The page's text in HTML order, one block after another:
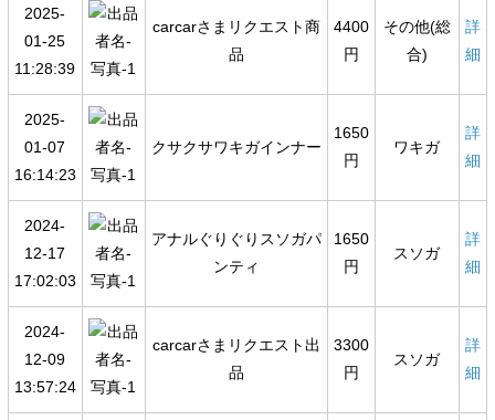
2025-
01-25
11:28:39
carcarさまリクエスト商
品
4400
円
その他(総
合)
詳
細
2025-
01-07
16:14:23
クサクサワキガインナー
1650
円
ワキガ
詳
細
2024-
12-17
17:02:03
アナルぐりぐりスソガパ
ンティ
1650
円
スソガ
詳
細
2024-
12-09
13:57:24
carcarさまリクエスト出
品
3300
円
スソガ
詳
細